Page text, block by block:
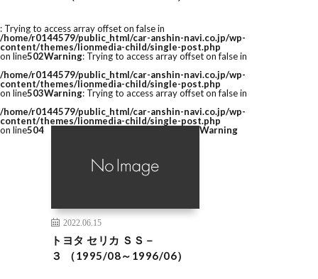
: Trying to access array offset on false in
/home/r0144579/public_html/car-anshin-navi.co.jp/wp-
content/themes/lionmedia-child/single-post.php
on line502Warning: Trying to access array offset on false in
/home/r0144579/public_html/car-anshin-navi.co.jp/wp-
content/themes/lionmedia-child/single-post.php
on line503Warning: Trying to access array offset on false in
/home/r0144579/public_html/car-anshin-navi.co.jp/wp-
content/themes/lionmedia-child/single-post.php
on line504
2022.06.15
トヨタ セリカ ＳＳ－
３ （1995/08～1996/06）
Warning